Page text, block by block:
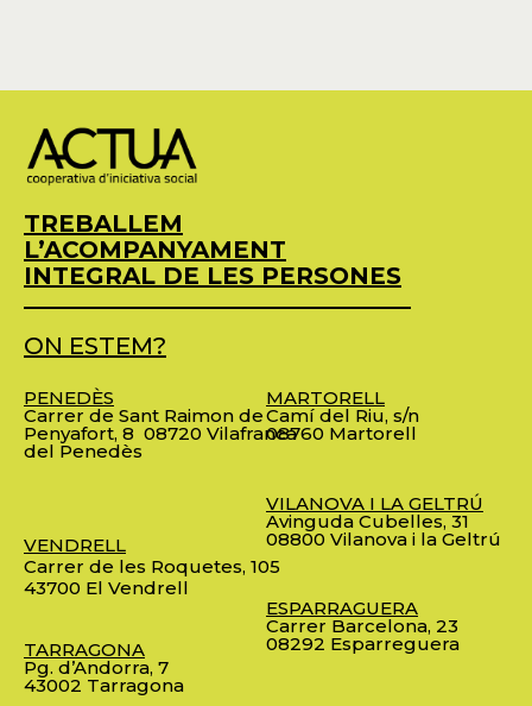
TREBALLEM
L’ACOMPANYAMENT
INTEGRAL DE LES PERSONES
ON ESTEM?
PENEDÈS
Carrer de Sant Raimon de
Penyafort, 8 08720 Vilafranca
del Penedès
VENDRELL
Carrer de les Roquetes, 105
43700 El Vendrell
TARRAGONA
Pg. d’Andorra, 7
43002 Tarragona
MARTORELL
Camí del Riu, s/n
08760 Martorell
VILANOVA I LA GELTRÚ
Avinguda Cubelles, 31
08800 Vilanova i la Geltrú
ESPARRAGUERA
Carrer Barcelona, 23
08292 Esparreguera